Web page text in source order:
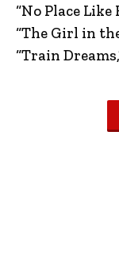
“No Place Like
“The Girl in
“Train